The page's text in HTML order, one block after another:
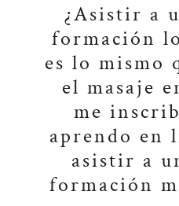
¿Asistir a
formación
es lo mismo
el masaje
me
aprendo en
asistir a
formación